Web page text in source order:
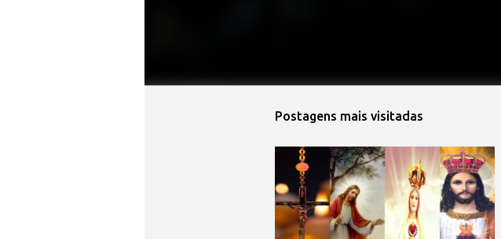
Postagens mais visitadas